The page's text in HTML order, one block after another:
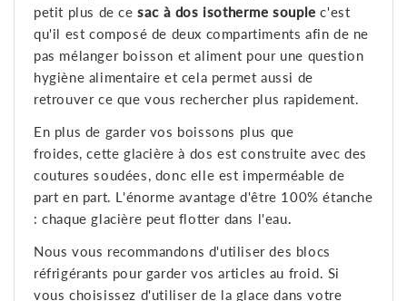
petit plus de cesac à dos isotherme souple c'est
qu'il est composé de deux compartiments afin de ne
pas mélanger boisson et aliment pour une question
hygiène alimentaire et cela permet aussi de
retrouver ce que vous rechercher plus rapidement.
En plus de garder vos boissons plus que
froides, cette glacière à dos est construite avec des
coutures soudées, donc elle est imperméable de
part en part. L'énorme avantage d'être 100% étanche
: chaque glacière peut flotter dans l'eau.
Nous vous recommandons d'utiliser des blocs
réfrigérants pour garder vos articles au froid. Si
vous choisissez d'utiliser de la glace dans votre